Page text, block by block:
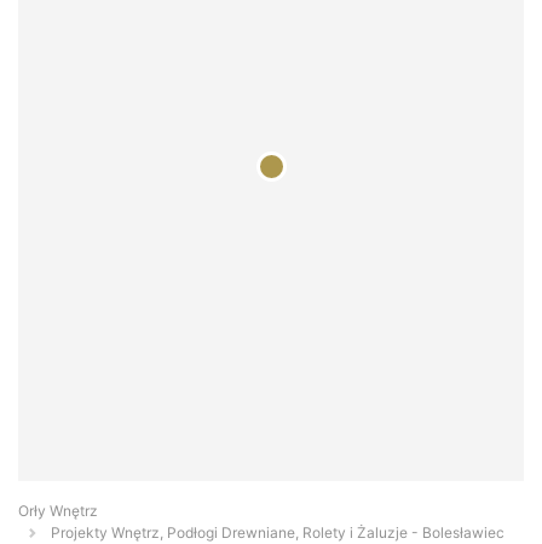
Orły Wnętrz
Projekty Wnętrz, Podłogi Drewniane, Rolety i Żaluzje - Bolesławiec